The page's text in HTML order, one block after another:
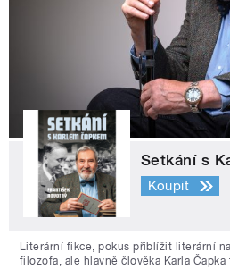
Setkání s
Koupit
Literární fikce, pokus přiblížit literární
filozofa, ale hlavně člověka Karla Čapka